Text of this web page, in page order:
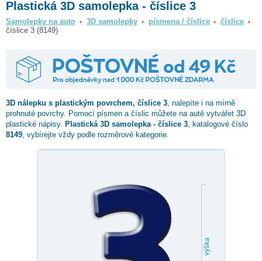
Plastická 3D samolepka - číslice 3
Samolepky na auto 3D samolepky písmena / číslice
číslice
číslice 3 (8149)
3D nálepku s plastickým povrchem, číslice 3 , nalepíte i na mírně
prohnuté povrchy. Pomocí písmen a číslic můžete na autě vytvářet 3D
plastické nápisy. Plastická 3D samolepka - číslice 3 , katalogové číslo
8149 , vybírejte vždy podle rozměrové kategorie.